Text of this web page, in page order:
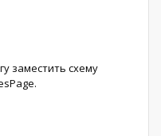
заместить схему